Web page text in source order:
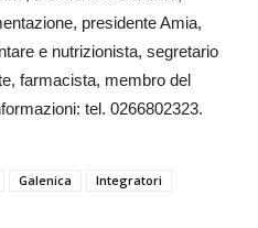
presidente Amia,
e nutrizionista, segretario
farmacista, membro del
tel. 0266802323.
Galenica
Integratori